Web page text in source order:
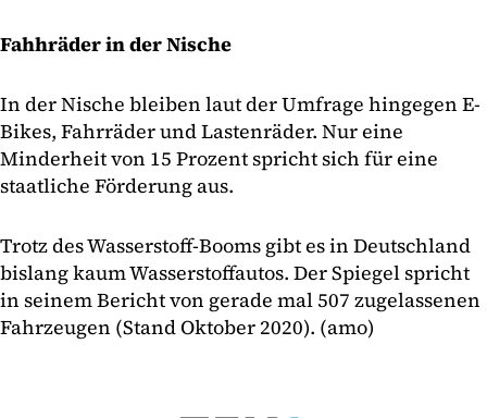
Fahhräder in der Nische
In der Nische bleiben laut der Umfrage hingegen E-
Bikes, Fahrräder und Lastenräder. Nur eine
Minderheit von 15 Prozent spricht sich für eine
staatliche Förderung aus.
Trotz des Wasserstoff-Booms gibt es in Deutschland
bislang kaum Wasserstoffautos. Der Spiegel spricht
in seinem Bericht von gerade mal 507 zugelassenen
Fahrzeugen (Stand Oktober 2020). (amo)